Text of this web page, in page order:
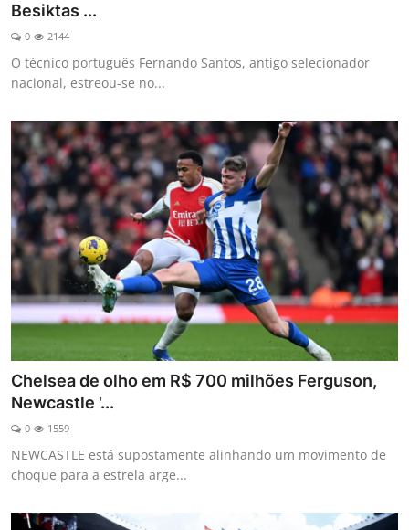
Besiktas ...
0 2144
O técnico português Fernando Santos, antigo selecionador
nacional, estreou-se no...
Chelsea de olho em R$ 700 milhões Ferguson,
Newcastle '...
0 1559
NEWCASTLE está supostamente alinhando um movimento de
choque para a estrela arge...